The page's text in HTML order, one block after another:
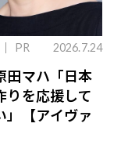
PR 2026.7.24
田マハ「日本
りを応援して
」【アイヴァ